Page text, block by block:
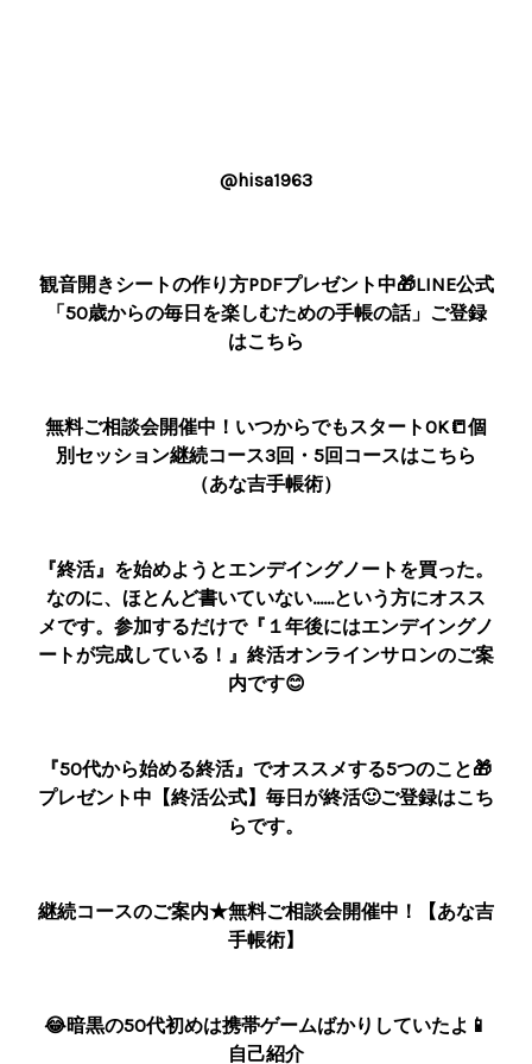
@hisa1963
観音開きシートの作り方PDFプレゼント中🎁LINE公式
「50歳からの毎日を楽しむための手帳の話」ご登録
はこちら
無料ご相談会開催中！いつからでもスタートOK📒個
別セッション継続コース3回・5回コースはこちら
（あな吉手帳術）
『終活』を始めようとエンデイングノートを買った。
なのに、ほとんど書いていない……という方にオスス
メです。参加するだけで『１年後にはエンデイングノ
ートが完成している！』終活オンラインサロンのご案
内です😊
『50代から始める終活』でオススメする5つのこと🎁
プレゼント中【終活公式】毎日が終活🙂ご登録はこち
らです。
継続コースのご案内★無料ご相談会開催中！【あな吉
手帳術】
😂暗黒の50代初めは携帯ゲームばかりしていたよ📱
自己紹介